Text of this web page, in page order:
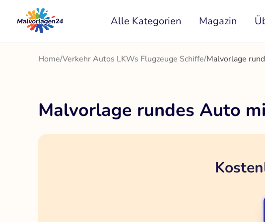
Inhalt
springen
Alle Kategorien Magazin
Home/Verkehr Autos LKWs Flugzeuge Schiffe/Malvorlage
Malvorlage rundes Auto